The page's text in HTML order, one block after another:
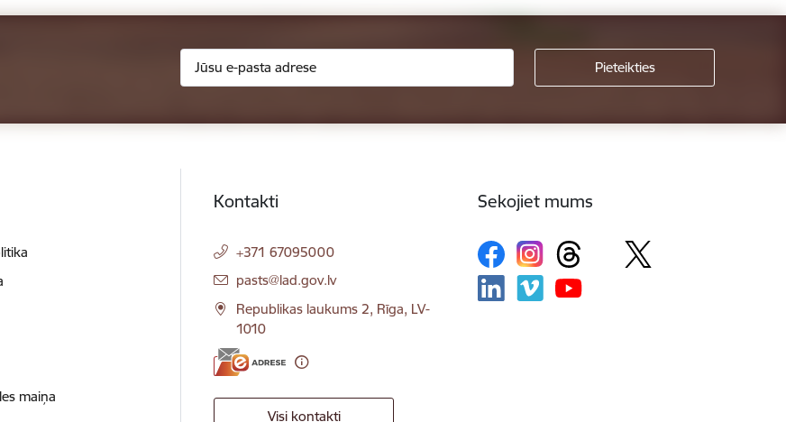
maiņa
Kontakti
+371 67095000
E-pasts:
pasts@lad.gov.lv
Republikas laukums 2, Rīga, LV-
1010
Visi kontakti
Sekojiet mums